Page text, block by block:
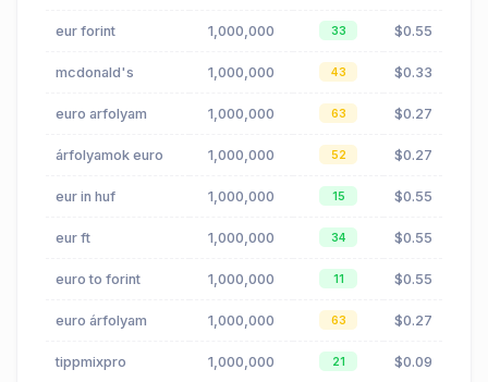
eur forint 1,000,000 33 $0.55
mcdonald's 1,000,000 43 $0.33
euro arfolyam 1,000,000 63 $0.27
árfolyamok euro 1,000,000 52 $0.27
eur in huf 1,000,000 15 $0.55
eur ft 1,000,000 34 $0.55
euro to forint 1,000,000 11 $0.55
euro árfolyam 1,000,000 63 $0.27
tippmixpro 1,000,000 21 $0.09